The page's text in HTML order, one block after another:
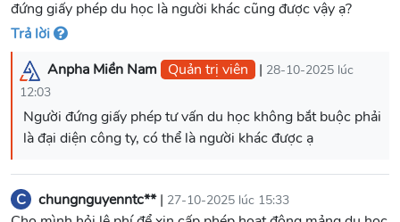
đứng giấy phép du học là người khác cũng được vậy ạ?
Trả lời
Anpha Miền Nam Quản trị viên | 28-10-2025 lúc
12:03
Người đứng giấy phép tư vấn du học không bắt buộc phải
là đại diện công ty, có thể là người khác được ạ
C chungnguyenntc**| 27-10-2025 lúc 15:33